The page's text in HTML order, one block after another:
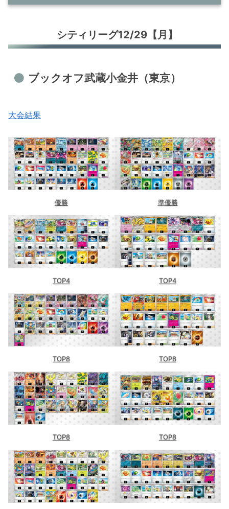
ブックオフ武蔵小金井（東京）
BOOKOFFノースポート・モール店（神
ブックオフ多摩永山（東京）
ブックオフプラス浜北店（静岡）
ブックオフ武蔵小金井（東京）
TSUTAYA西友町田店（東京）
BOOKOFF 307号枚方池之宮店（大
シティリーグ12/31【水】
シティリーグ1/1【木】
シティリーグ1/3【土】
三洋堂書店 新開橋店（愛知）
BOOKOFF 307号枚方池之宮店（大
阪）
ブックオフ武蔵小金井（東京）
ブックオフ港北綱島西店（神奈川）
BOOKOFF 248号西友岡崎店（愛知）
蔦屋書店 茂原店（千葉）
シティリーグ12/29【月】
ブックオフ武蔵小金井（東京）
大会結果
優勝 準優勝
TOP4 TOP4
TOP8 TOP8
TOP8 TOP8